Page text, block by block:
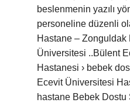
beslenmenin yazılı
personeline düzenli
Hastane – Zonguldak
Üniversitesi ..Bülent
Hastanesi › bebek
Ecevit Üniversitesi
hastane Bebek Dostu